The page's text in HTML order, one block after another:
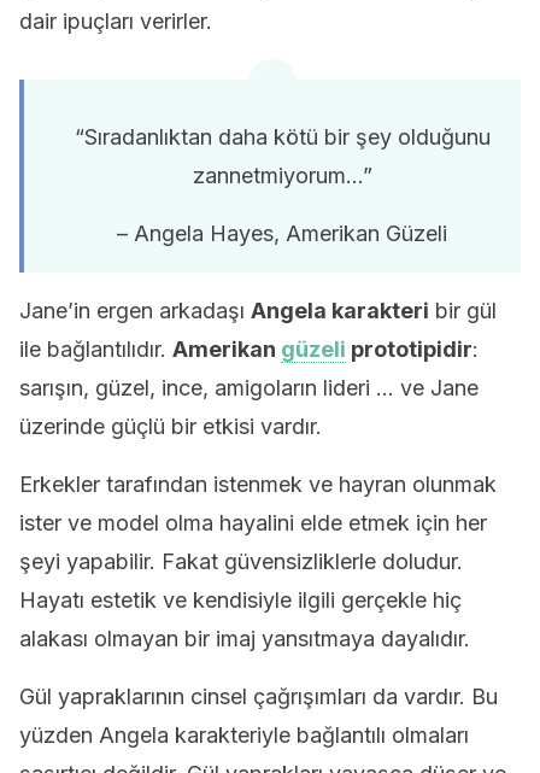
dair ipuçları verirler.
“Sıradanlıktan daha kötü bir şey olduğunu
zannetmiyorum…”
– Angela Hayes, Amerikan Güzeli
Jane’in ergen arkadaşı Angela karakteri bir gül
ile bağlantılıdır. Amerikan güzeli prototipidir:
sarışın, güzel, ince, amigoların lideri … ve Jane
üzerinde güçlü bir etkisi vardır.
Erkekler tarafından istenmek ve hayran olunmak
ister ve model olma hayalini elde etmek için her
şeyi yapabilir. Fakat güvensizliklerle doludur.
Hayatı estetik ve kendisiyle ilgili gerçekle hiç
alakası olmayan bir imaj yansıtmaya dayalıdır.
Gül yapraklarının cinsel çağrışımları da vardır. Bu
yüzden Angela karakteriyle bağlantılı olmaları